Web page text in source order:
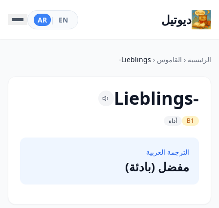
ديوتيل EN
|
AR
الرئيسية ‹ القاموس ‹
Lieblings-
Lieblings-
B1 أداة
الترجمة العربية
مفضل (بادئة)